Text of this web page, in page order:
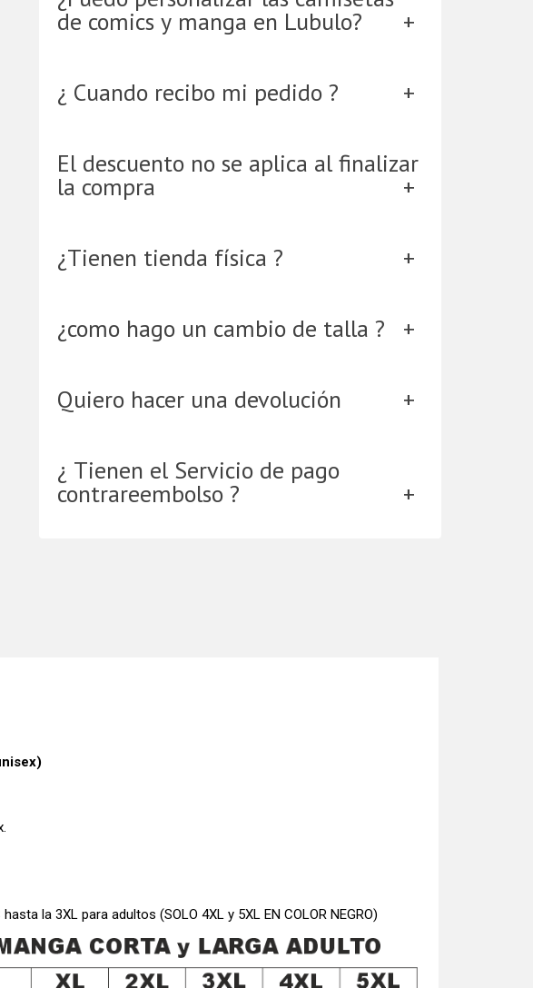
de comics y manga en Lubulo?
¿ Cuando recibo mi pedido ?
El descuento no se aplica al finalizar
la compra
¿Tienen tienda física ?
¿como hago un cambio de talla ?
Quiero hacer una devolución
¿ Tienen el Servicio de pago
contrareembolso ?
la 3XL para adultos (SOLO 4XL y 5XL EN COLOR NEGRO)